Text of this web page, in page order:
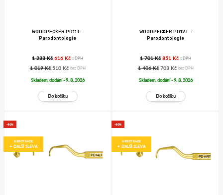
WOODPECKER PD11T -
Parodontologie
1 233 Kč 616 Kč s DPH
1 019 Kč 510 Kč bez DPH
Skladem, dodání - 9. 8. 2026
WOODPECKER PD12T -
Parodontologie
1 701 Kč 851 Kč s DPH
1 406 Kč 703 Kč bez DPH
Skladem, dodání - 9. 8. 2026
-50%
REGISTRACE
+ DALŠÍ SLEVA
-50%
REGISTRACE
+ DALŠÍ SLEVA